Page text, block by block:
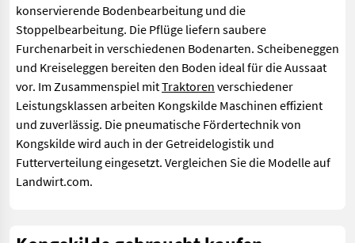
konservierende Bodenbearbeitung und die
Stoppelbearbeitung. Die Pflüge liefern saubere
Furchenarbeit in verschiedenen Bodenarten. Scheibeneggen
und Kreiseleggen bereiten den Boden ideal für die Aussaat
vor. Im Zusammenspiel mitTraktoren verschiedener
Leistungsklassen arbeiten Kongskilde Maschinen effizient
und zuverlässig. Die pneumatische Fördertechnik von
Kongskilde wird auch in der Getreidelogistik und
Futterverteilung eingesetzt. Vergleichen Sie die Modelle auf
Landwirt.com.